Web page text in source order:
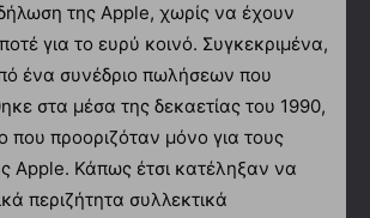
της Apple, χωρίς να έχουν
για το ευρύ κοινό. Συγκεκριμένα,
ένα συνέδριο πωλήσεων που
στα μέσα της δεκαετίας του 1990,
που προοριζόταν μόνο για τους
Apple. Κάπως έτσι κατέληξαν να
περιζήτητα συλλεκτικά